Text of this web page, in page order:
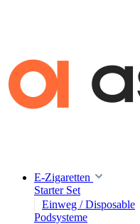
E-Zigaretten
Starter Set
Einweg / Disposable
Podsysteme